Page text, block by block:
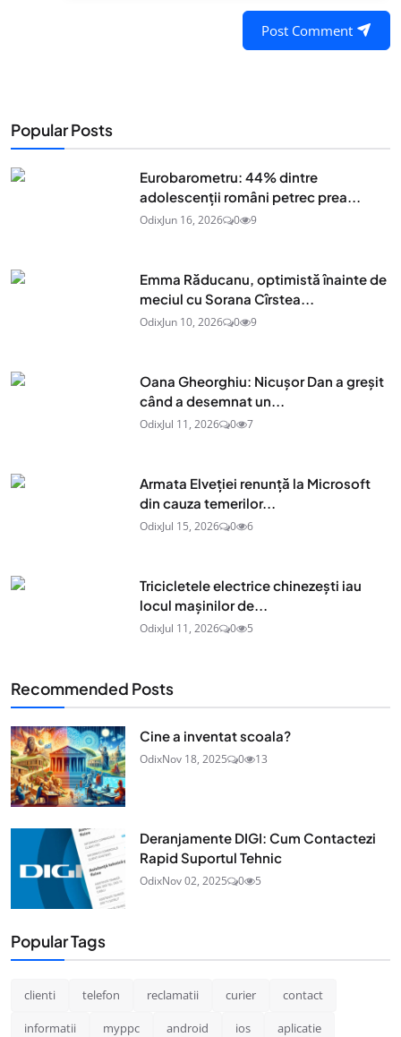
Post Comment
Popular Posts
Eurobarometru: 44% dintre
adolescenţii români petrec prea...
OdixJun 16, 2026 0 9
Emma Răducanu, optimistă înainte de
meciul cu Sorana Cîrstea...
OdixJun 10, 2026 0 9
Oana Gheorghiu: Nicușor Dan a greșit
când a desemnat un...
OdixJul 11, 2026 0 7
Armata Elveției renunță la Microsoft
din cauza temerilor...
OdixJul 15, 2026 0 6
Tricicletele electrice chinezești iau
locul mașinilor de...
OdixJul 11, 2026 0 5
Recommended Posts
Cine a inventat scoala?
OdixNov 18, 2025 0 13
Deranjamente DIGI: Cum Contactezi
Rapid Suportul Tehnic
OdixNov 02, 2025 0 5
Popular Tags
clienti telefon reclamatii curier contact
informatii myppc android ios aplicatie